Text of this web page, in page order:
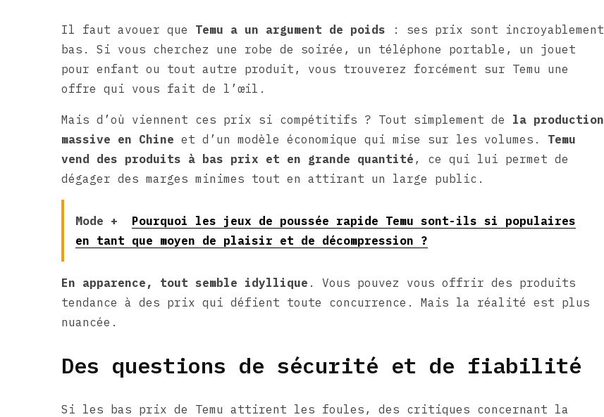
Il faut avouer que Temu a un argument de poids : ses prix sont incroyablement
bas. Si vous cherchez une robe de soirée, un téléphone portable, un jouet
pour enfant ou tout autre produit, vous trouverez forcément sur Temu une
offre qui vous fait de l’œil.
Mais d’où viennent ces prix si compétitifs ? Tout simplement de la production
massive en Chine et d’un modèle économique qui mise sur les volumes. Temu
vend des produits à bas prix et en grande quantité , ce qui lui permet de
dégager des marges minimes tout en attirant un large public.
Mode +
Pourquoi les jeux de poussée rapide Temu sont-ils si populaires
en tant que moyen de plaisir et de décompression ?
En apparence, tout semble idyllique . Vous pouvez vous offrir des produits
tendance à des prix qui défient toute concurrence. Mais la réalité est plus
nuancée.
Des questions de sécurité et de fiabilité
Si les bas prix de Temu attirent les foules, des critiques concernant la